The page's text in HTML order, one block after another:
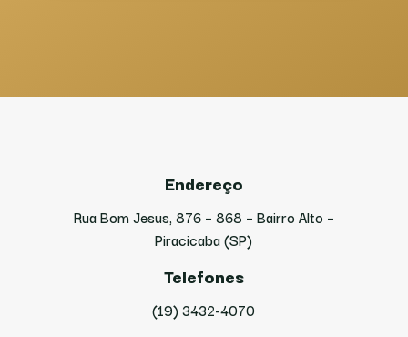
Endereço
Rua Bom Jesus, 876 – 868 – Bairro Alto –
Piracicaba (SP)
Telefones
(19) 3432-4070